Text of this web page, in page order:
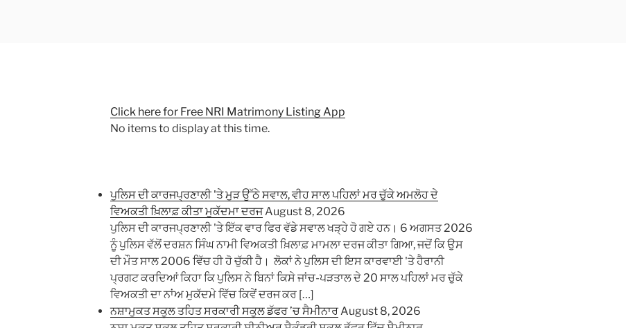
Click here for Free NRI Matrimony Listing App
No items to display at this time.
ਪੁਲਿਸ ਦੀ ਕਾਰਜਪ੍ਰਣਾਲੀ 'ਤੇ ਮੁੜ ਉੱਠੇ ਸਵਾਲ, ਵੀਹ ਸਾਲ ਪਹਿਲਾਂ ਮਰ ਚੁੱਕੇ ਅਮਲੋਹ ਦੇ
ਵਿਅਕਤੀ ਖ਼ਿਲਾਫ਼ ਕੀਤਾ ਮੁਕੱਦਮਾ ਦਰਜAugust 8, 2026
ਪੁਲਿਸ ਦੀ ਕਾਰਜਪ੍ਰਣਾਲੀ 'ਤੇ ਇੱਕ ਵਾਰ ਫਿਰ ਵੱਡੇ ਸਵਾਲ ਖੜ੍ਹੇ ਹੋ ਗਏ ਹਨ। 6 ਅਗਸਤ 2026
ਨੂੰ ਪੁਲਿਸ ਵੱਲੋਂ ਦਰਸ਼ਨ ਸਿੰਘ ਨਾਮੀ ਵਿਅਕਤੀ ਖ਼ਿਲਾਫ਼ ਮਾਮਲਾ ਦਰਜ ਕੀਤਾ ਗਿਆ, ਜਦੋਂ ਕਿ ਉਸ
ਦੀ ਮੌਤ ਸਾਲ 2006 ਵਿੱਚ ਹੀ ਹੋ ਚੁੱਕੀ ਹੈ। ​ ਲੋਕਾਂ ਨੇ ਪੁਲਿਸ ਦੀ ਇਸ ਕਾਰਵਾਈ 'ਤੇ ਹੈਰਾਨੀ
ਪ੍ਰਗਟ ਕਰਦਿਆਂ ਕਿਹਾ ਕਿ ਪੁਲਿਸ ਨੇ ਬਿਨਾਂ ਕਿਸੇ ਜਾਂਚ-ਪੜਤਾਲ ਦੇ 20 ਸਾਲ ਪਹਿਲਾਂ ਮਰ ਚੁੱਕੇ
ਵਿਅਕਤੀ ਦਾ ਨਾਂਅ ਮੁਕੱਦਮੇ ਵਿੱਚ ਕਿਵੇਂ ਦਰਜ ਕਰ […]
ਨਸ਼ਾਮੁਕਤ ਸਕੂਲ ਤਹਿਤ ਸਰਕਾਰੀ ਸਕੂਲ ਡੱਫਰ ’ਚ ਸੈਮੀਨਾਰAugust 8, 2026